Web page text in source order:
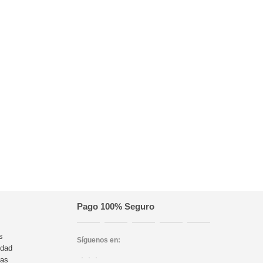
Pago 100% Seguro
Síguenos en: